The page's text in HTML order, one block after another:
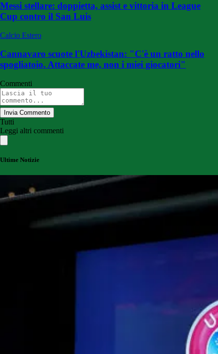
Messi stellare: doppietta, assist e vittoria in League
Cup contro il San Luis
Calcio Estero
Cannavaro scuote l'Uzbekistan: "C'è un ratto nello
spogliatoio. Attaccate me, non i miei giocatori"
Commenti
Invia Commento
Tutti
Leggi altri commenti
Ultime Notizie